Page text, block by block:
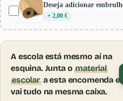
Deseja adicionar
+ 2,00 €
A escola está mesmo aí na
esquina. Junta omaterial
escolara esta encomenda e
vai tudo na mesma caixa.